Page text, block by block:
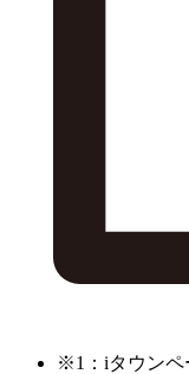
※1：iタウンペ